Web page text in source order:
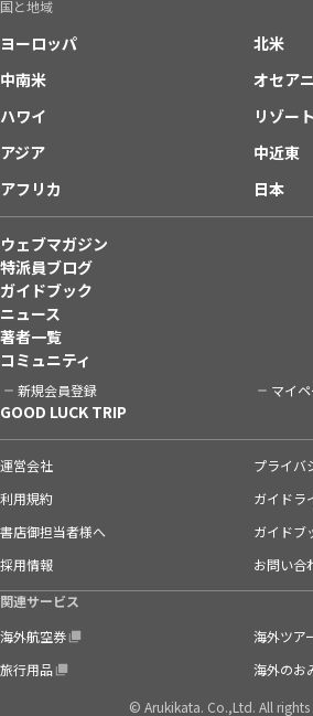
国と地域
ヨーロッパ
北米
中南米
オセア
ハワイ
リゾート
アジア
中近東
アフリカ
日本
ウェブマガジン
特派員ブログ
ガイドブック
ニュース
著者一覧
コミュニティ
新規会員登録 マイ
GOOD LUCK TRIP
運営会社
プライバ
利用規約
ガイドラ
書店御担当者様へ
ガイドブ
採用情報
お問い合
関連サービス
海外航空券
海外ツア
旅行用品
海外のお
© Arukikata. Co.,Ltd. All rights